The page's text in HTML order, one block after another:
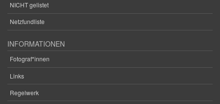
NICHT gelistet
Netzfundliste
INFORMATIONEN
Fotograf*innen
Links
Regelwerk